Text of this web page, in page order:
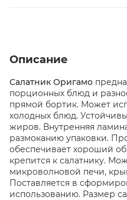
Описание
Салатник Оригамо
порционных блюд и
прямой бортик. Может
холодных блюд.
жиров. Внутренняя
размоканию упаковки.
обеспечивает хороший
крепится к салатнику.
микроволновой печи,
Поставляется в
использованию. Размер